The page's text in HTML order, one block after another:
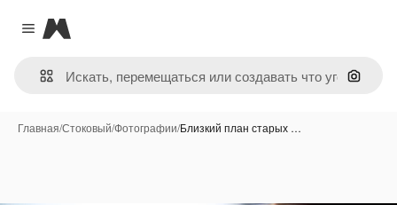
Close menu
Magnific
Поиск
Главная/Стоковый/Фотографии/Близкий план старых …